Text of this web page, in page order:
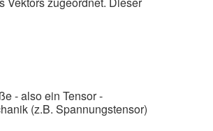
- also ein Tensor -
(z.B. Spannungstensor)